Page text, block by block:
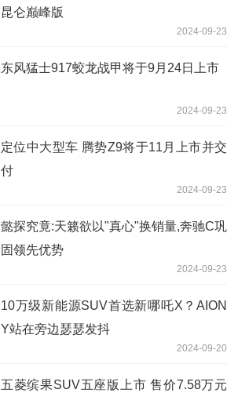
昆仑巅峰版
2024-09-23
东风猛士917蛟龙战甲将于9月24日上市
2024-09-23
定位中大型车 腾势Z9将于11月上市并交
付
2024-09-23
懿探究竟:天籁欲以"真心"换销量,奔驰C巩
固领先优势
2024-09-23
10万级新能源SUV首选新哪吒X？AION
Y站在旁边瑟瑟发抖
2024-09-20
五菱缤果SUV五座版上市 售价7.58万元